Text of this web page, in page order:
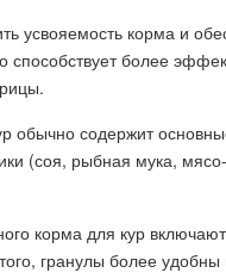
усвояемость корма и
способствует более
обычно содержит
(соя, рыбная мука,
корма для кур
гранулы более